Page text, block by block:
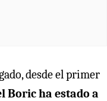
desde el primer
Boric ha estado a